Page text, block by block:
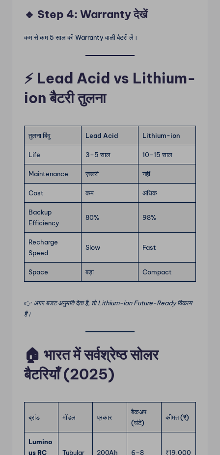
🔸 Step 4: Warranty देखें
कम से कम 5 साल की Warranty वाली बैटरी लें।
⚡ Lead Acid vs Lithium-
ion बैटरी तुलना
तुलना बिंदु Lead Acid Lithium-ion
Life 3–5 साल 10–15 साल
Maintenance ज़रूरी नहीं
Cost कम अधिक
Backup
Efficiency
80% 98%
Recharge
Speed
Slow Fast
Space बड़ा Compact
👉 अगर बजट अनुमति देता है, तो Lithium-ion Future-Ready विकल्प
है।
🏠 भारत में सर्वश्रेष्ठ सोलर
बैटरियाँ (2025)
ब्रांड मॉडल प्रकार
बैकअप
(घंटे)
कीमत (₹)
Lumino
us RC
Tubular 200Ah 6–8 ₹19,000